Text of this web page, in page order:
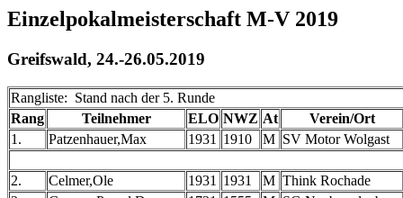
Einzelpokalmeisterschaft M-V 2019
Greifswald, 24.-26.05.2019
Rangliste: Stand nach der 5. Runde
Rang
Teilnehmer ELO NWZ At
Verein/Ort
1.
Patzenhauer,Max 1931 1910 M SV Motor Wolgast
2. Celmer,Ole 1931 1931 M Think Rochade